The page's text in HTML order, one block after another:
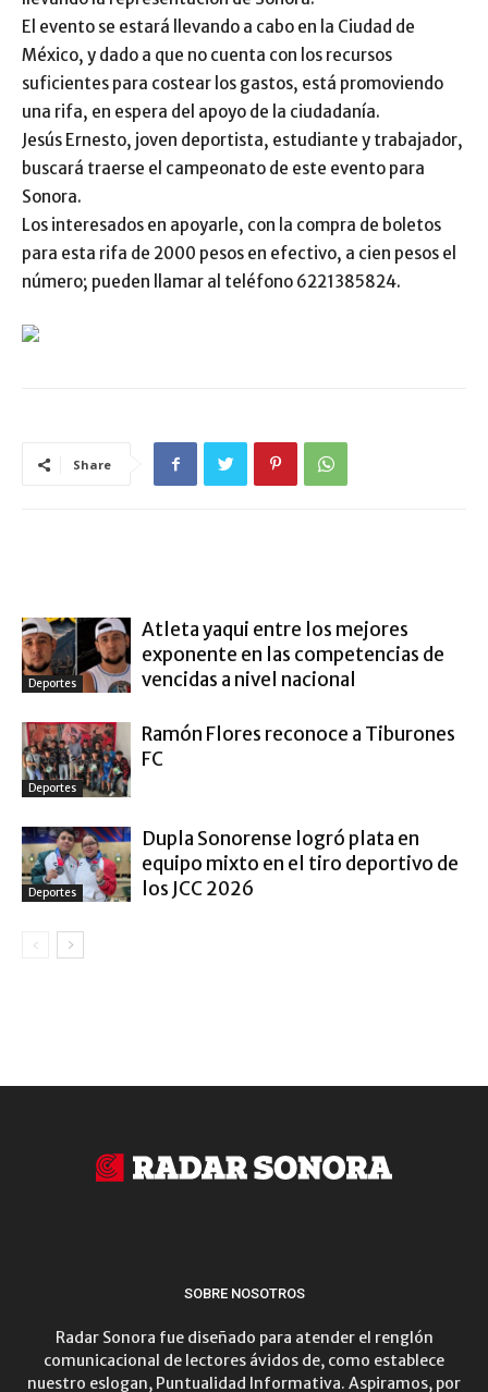
El evento se estará llevando a cabo en la Ciudad de
México, y dado a que no cuenta con los recursos
suficientes para costear los gastos, está promoviendo
una rifa, en espera del apoyo de la ciudadanía.
Jesús Ernesto, joven deportista, estudiante y trabajador,
buscará traerse el campeonato de este evento para
Sonora.
Los interesados en apoyarle, con la compra de boletos
para esta rifa de 2000 pesos en efectivo, a cien pesos el
número; pueden llamar al teléfono 6221385824.
Share
Deportes
Atleta yaqui entre los mejores
exponente en las competencias de
vencidas a nivel nacional
Deportes
Ramón Flores reconoce a Tiburones
FC
Deportes
Dupla Sonorense logró plata en
equipo mixto en el tiro deportivo de
los JCC 2026
SOBRE NOSOTROS
Radar Sonora fue diseñado para atender el renglón
comunicacional de lectores ávidos de, como establece
nuestro eslogan, Puntualidad Informativa. Aspiramos, por